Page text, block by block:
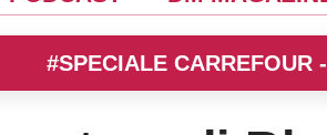
#SPECIALE CARREFOUR